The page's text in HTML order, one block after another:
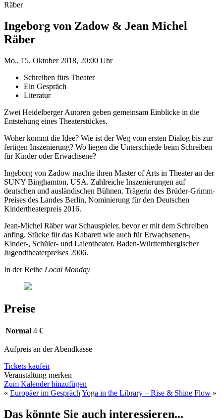
Räber
Ingeborg von Zadow & Jean Michel
Räber
Mo., 15. Oktober 2018, 20:00 Uhr
Schreiben fürs Theater
Ein Gespräch
Literatur
Zwei Heidelberger Autoren geben gemeinsam Einblicke in die
Entstehung eines Theaterstückes.
Woher kommt die Idee? Wie ist der Weg vom ersten Dialog bis zur
fertigen Inszenierung? Wo liegen die Unterschiede beim Schreiben
für Kinder oder Erwachsene?
Ingeborg von Zadow machte ihren Master of Arts in Theater an der
SUNY Binghamton, USA. Zahlreiche Inszenierungen auf
deutschen und ausländischen Bühnen. Trägerin des Brüder-Grimm-
Preises des Landes Berlin, Nominierung für den Deutschen
Kindertheaterpreis 2016.
Jean-Michel Räber war Schauspieler, bevor er mit dem Schreiben
anfing. Stücke für das Kabarett wie auch für Erwachsenen-,
Kinder-, Schüler- und Laientheater. Baden-Württembergischer
Jugendtheaterpreises 2006.
In der Reihe Local Monday
Preise
Normal 4 €
Aufpreis an der Abendkasse
Tickets kaufen
Veranstaltung merken
Zum Kalender hinzufügen
« Europäer im GesprächYoga in the Library – Rise & Shine Flow »
Das könnte Sie auch interessieren...